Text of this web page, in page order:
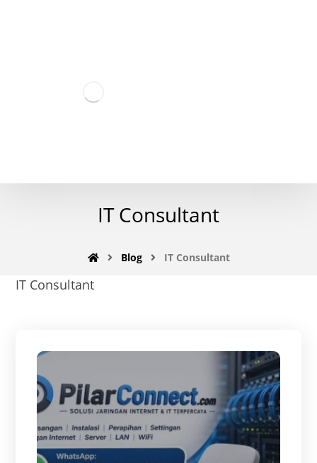
IT Consultant
Blog IT Consultant
IT Consultant